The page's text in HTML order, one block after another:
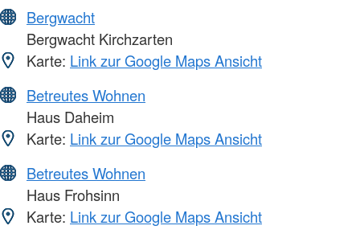
Bergwacht
Bergwacht Kirchzarten
Karte: Link zur Google Maps Ansicht
Betreutes Wohnen
Haus Daheim
Karte: Link zur Google Maps Ansicht
Betreutes Wohnen
Haus Frohsinn
Karte: Link zur Google Maps Ansicht